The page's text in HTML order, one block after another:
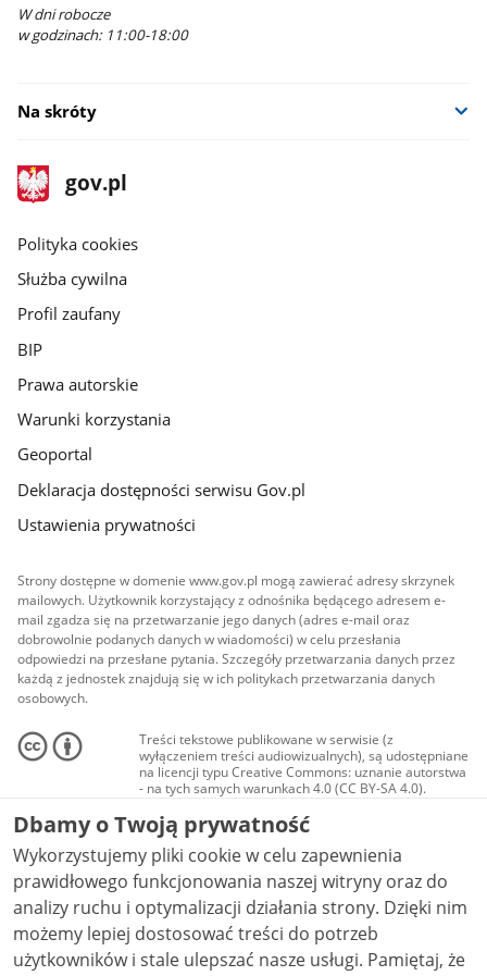
W dni robocze
w godzinach: 11:00-18:00
Na skróty
stopka
gov.pl
Strona
gov.pl
gov.pl
Polityka cookies
Służba cywilna
Profil zaufany
BIP
Prawa autorskie
Warunki korzystania
Geoportal
Deklaracja dostępności serwisu Gov.pl
Ustawienia prywatności
Strony dostępne w domenie www.gov.pl mogą zawierać adresy skrzynek
mailowych. Użytkownik korzystający z odnośnika będącego adresem e-
mail zgadza się na przetwarzanie jego danych (adres e-mail oraz
dobrowolnie podanych danych w wiadomości) w celu przesłania
odpowiedzi na przesłane pytania. Szczegóły przetwarzania danych przez
każdą z jednostek znajdują się w ich politykach przetwarzania danych
osobowych.
Treści tekstowe publikowane w serwisie (z
wyłączeniem treści audiowizualnych), są udostępniane
na licencji typu Creative Commons: uznanie autorstwa
- na tych samych warunkach 4.0 (CC BY-SA 4.0).
Materiały audiowizualne, w tym zdjęcia, materiały
audio i wideo, są udostępniane na licencji typu
Creative Commons: uznanie autorstwa użycie
niekomercyjne - bez utworów zależnych 4.0 (CC BY-
NC-ND 4.0), o ile nie jest to stwierdzone inaczej.
Dbamy o Twoją prywatność
Wykorzystujemy pliki cookie w celu zapewnienia
prawidłowego funkcjonowania naszej witryny oraz do
analizy ruchu i optymalizacji działania strony. Dzięki nim
możemy lepiej dostosować treści do potrzeb
użytkowników i stale ulepszać nasze usługi. Pamiętaj, że